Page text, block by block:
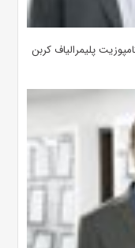
پلیمر‌الیاف کربن